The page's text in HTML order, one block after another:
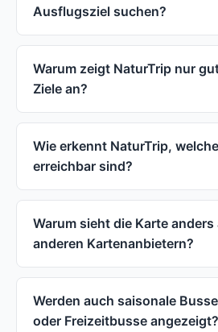
Ausflugsziel suchen?
Warum zeigt NaturTrip nur
Ziele an?
Wie erkennt NaturTrip,
erreichbar sind?
Warum sieht die Karte anders
anderen Kartenanbietern?
Werden auch saisonale
oder Freizeitbusse angezeigt?